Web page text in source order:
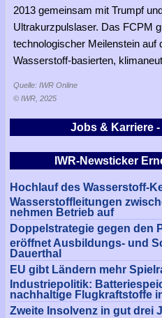
2013 gemeinsam mit Trumpf
Ultrakurzpulslaser. Das FCPM
technologischer Meilenstein auf
Wasserstoff-basierten,
Quelle: IWR Online
© IWR, 2025
Jobs & Karriere
IWR-Newsticker
Hochlauf des Wasserstoff-
Wasserstoffleitungen
nehmen Betrieb auf
Doppelstrategie gegen den
eröffnet Ausbildungs- und
Dauerthal
EU gibt Ländern mehr
Industriepolitik:
nachhaltige Flugkraftstoffe
Zweite Insolvenz in gut drei